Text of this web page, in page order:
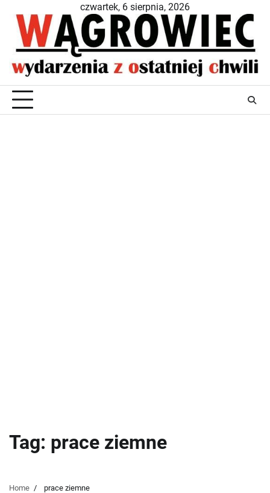
content
czwartek, 6 sierpnia, 2026
Tag: prace ziemne
Home prace ziemne